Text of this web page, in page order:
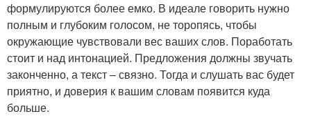
формулируются более емко. В идеале говорить нужно
полным и глубоким голосом, не торопясь, чтобы
окружающие чувствовали вес ваших слов. Поработать
стоит и над интонацией. Предложения должны звучать
законченно, а текст – связно. Тогда и слушать вас будет
приятно, и доверия к вашим словам появится куда
больше.